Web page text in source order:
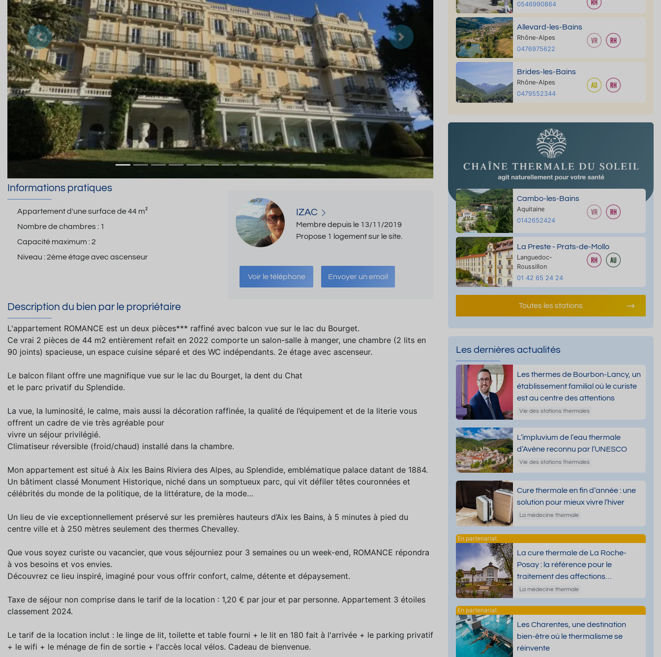
Précedent Suivant
Informations pratiques
Appartement d'une surface de44 m²
Nombre de chambres : 1
Capacité maximum :2
Niveau :2ème étage avec ascenseur
IZAC
Membre depuis le 13/11/2019
Propose 1 logement sur le site.
Voir le téléphone Envoyer un email
Description du bien par le propriétaire
L'appartement ROMANCE est un deux pièces*** raffiné avec balcon vue sur le lac du Bourget.
Ce vrai 2 pièces de 44 m2 entièrement refait en 2022 comporte un salon-salle à manger, une chambre (2 lits en
90 joints) spacieuse, un espace cuisine séparé et des WC indépendants. 2e étage avec ascenseur.
Le balcon filant offre une magnifique vue sur le lac du Bourget, la dent du Chat
et le parc privatif du Splendide.
La vue, la luminosité, le calme, mais aussi la décoration raffinée, la qualité de l’équipement et de la literie vous
offrent un cadre de vie très agréable pour
vivre un séjour privilégié.
Climatiseur réversible (froid/chaud) installé dans la chambre.
Mon appartement est situé à Aix les Bains Riviera des Alpes, au Splendide, emblématique palace datant de 1884.
Un bâtiment classé Monument Historique, niché dans un somptueux parc, qui vit défiler têtes couronnées et
célébrités du monde de la politique, de la littérature, de la mode…
Un lieu de vie exceptionnellement préservé sur les premières hauteurs d’Aix les Bains, à 5 minutes à pied du
centre ville et à 250 mètres seulement des thermes Chevalley.
Que vous soyez curiste ou vacancier, que vous séjourniez pour 3 semaines ou un week-end, ROMANCE répondra
à vos besoins et vos envies.
Découvrez ce lieu inspiré, imaginé pour vous offrir confort, calme, détente et dépaysement.
Taxe de séjour non comprise dans le tarif de la location : 1,20 € par jour et par personne. Appartement 3 étoiles
classement 2024.
Le tarif de la location inclut : le linge de lit, toilette et table fourni + le lit en 180 fait à l'arrivée + le parking privatif
+ le wifi + le ménage de fin de sortie + l'accès local vélos. Cadeau de bienvenue.
0546990864
Allevard-les-Bains
Rhône-Alpes
0476975622
Brides-les-Bains
Rhône-Alpes
0479552344
Cambo-les-Bains
Aquitaine
0142652424
La Preste - Prats-de-Mollo
Languedoc-
Roussillon
01 42 65 24 24
Toutes les stations
Les dernières actualités
Les thermes de Bourbon-Lancy, un
établissement familial où le curiste
est au centre des attentions
Vie des stations thermales
L’impluvium de l’eau thermale
d’Avène reconnu par l’UNESCO
Vie des stations thermales
Cure thermale en fin d’année : une
solution pour mieux vivre l’hiver
La médecine thermale
La cure thermale de La Roche-
Posay : la référence pour le
traitement des affections
dermatologiques
La médecine thermale
Les Charentes, une destination
bien-être où le thermalisme se
réinvente